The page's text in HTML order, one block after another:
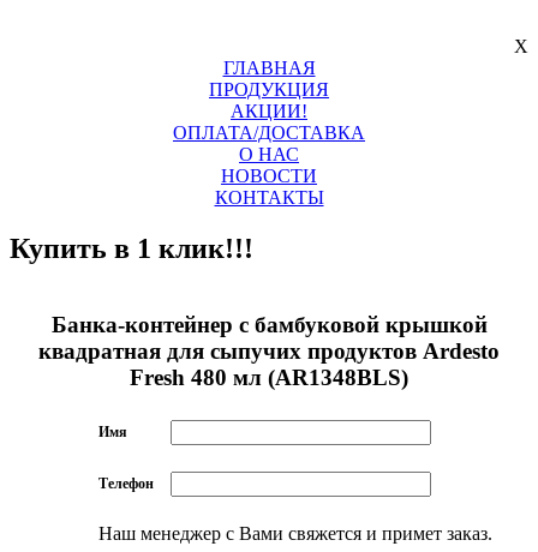
X
ГЛАВНАЯ
ПРОДУКЦИЯ
АКЦИИ!
ОПЛАТА/ДОСТАВКА
О НАС
НОВОСТИ
КОНТАКТЫ
Купить в 1 клик!!!
Банка-контейнер с бамбуковой крышкой
квадратная для сыпучих продуктов Ardesto
Fresh 480 мл (AR1348BLS)
Имя
Телефон
Наш менеджер с Вами свяжется и примет заказ.